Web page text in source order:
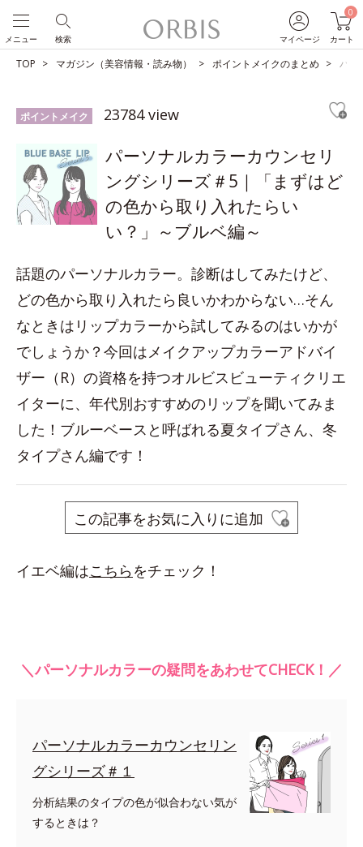
マイページ
0
カート
検索
メニュー
TOP マガジン（美容情報・読み物） ポイントメイクのまとめ パー
ポイントメイク 23784 view
パーソナルカラーカウンセリ
ングシリーズ＃5｜「まずはど
の色から取り入れたらい
い？」～ブルベ編～
話題のパーソナルカラー。診断はしてみたけど、
どの色から取り入れたら良いかわからない…そん
なときはリップカラーから試してみるのはいかが
でしょうか？今回はメイクアップカラーアドバイ
ザー（R）の資格を持つオルビスビューティクリエ
イターに、年代別おすすめのリップを聞いてみま
した！ブルーベースと呼ばれる夏タイプさん、冬
タイプさん編です！
この記事をお気に入りに追加
イエベ編はこちら をチェック！
＼パーソナルカラーの疑問をあわせてCHECK！／
パーソナルカラーカウンセリン
グシリーズ＃１
分析結果のタイプの色が似合わない気が
するときは？